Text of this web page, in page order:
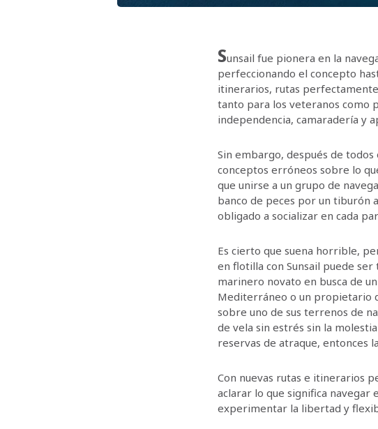
Sunsail fue pionera en la
perfeccionando el concepto
itinerarios, rutas
tanto para los veteranos como
independencia, camaradería y
Sin embargo, después de
conceptos erróneos sobre lo
que unirse a un grupo de
banco de peces por un tiburón
obligado a socializar en cada
Es cierto que suena horrible,
en flotilla con Sunsail puede
marinero novato en busca de
Mediterráneo o un propietario
sobre uno de sus terrenos de
de vela sin estrés sin la
reservas de atraque, entonces
Con nuevas rutas e itinerarios
aclarar lo que significa
experimentar la libertad y